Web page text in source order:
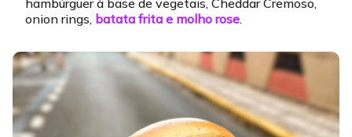
hambúrguer à base de vegetais, Cheddar Cremoso,
onion rings, batata frita e molho rose.